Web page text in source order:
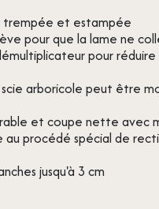
et estampée
pour que la lame ne
pour
arboricole peut être
et coupe nette avec
au procédé spécial de
jusqu'à 3 cm